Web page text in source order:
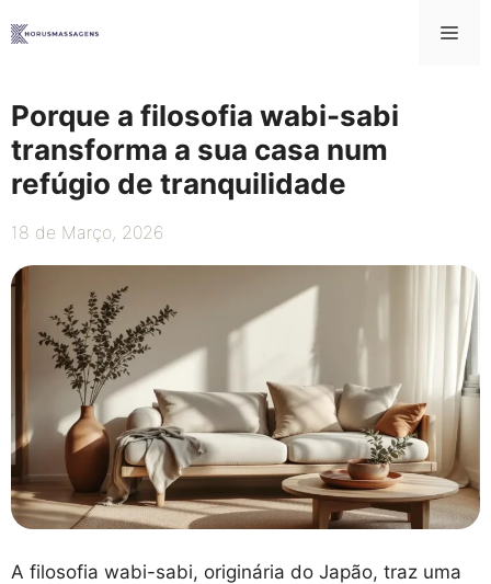
para
Porque a filosofia wabi-sabi
transforma a sua casa num
refúgio de tranquilidade
18 de Março, 2026
A filosofia wabi-sabi, originária do Japão, traz uma